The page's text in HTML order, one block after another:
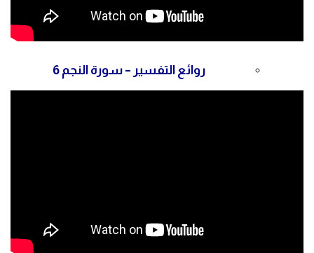
روائع التفسير – سورة النجم 6